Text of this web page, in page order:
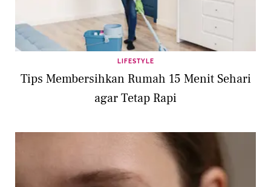
LIFESTYLE
Tips Membersihkan Rumah 15 Menit Sehari
agar Tetap Rapi